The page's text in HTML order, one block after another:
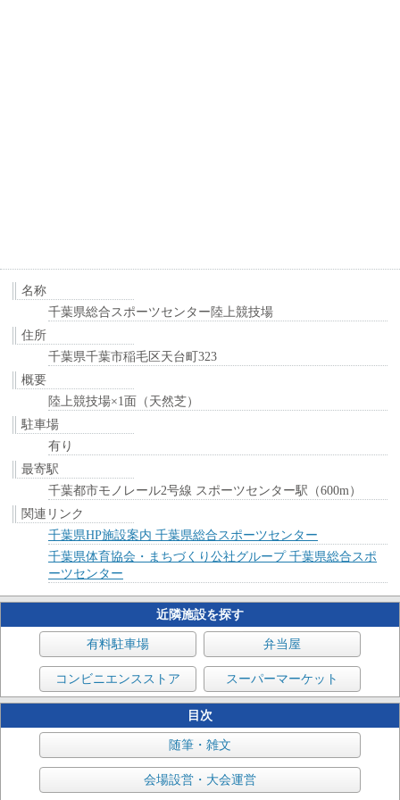
名称
千葉県総合スポーツセンター陸上競技場
住所
千葉県千葉市稲毛区天台町323
概要
陸上競技場×1面（天然芝）
駐車場
有り
最寄駅
千葉都市モノレール2号線 スポーツセンター駅（600m）
関連リンク
千葉県HP施設案内 千葉県総合スポーツセンター
千葉県体育協会・まちづくり公社グループ 千葉県総合スポ
ーツセンター
近隣施設を探す
有料駐車場 弁当屋
コンビニエンスストア スーパーマーケット
目次
随筆・雑文
会場設営・大会運営